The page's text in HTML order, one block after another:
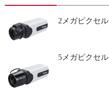
2メガピクセル
5メガピクセル